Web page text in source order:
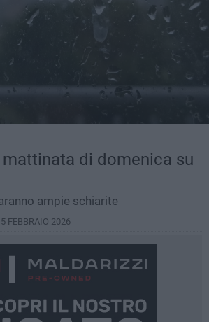
di domenica su
ampie schiarite
FEBBRAIO 2026